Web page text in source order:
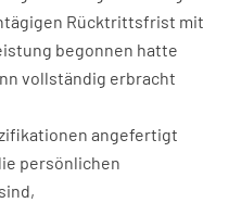
Rücktrittsfrist mit
begonnen hatte
vollständig erbracht
angefertigt
persönlichen